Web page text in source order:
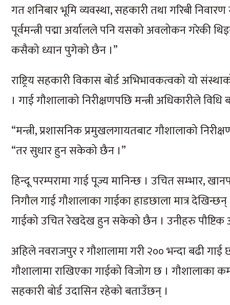
गत शनिबार भूमि व्यवस्था, सहकारी तथा गरिबी
पूर्वमन्त्री पद्मा अर्यालले पनि यसको अवलोकन गरेकी
कसैको ध्यान पुगेको छैन ।”
राष्ट्रिय सहकारी विकास बोर्ड अभिभावकत्वको यो
। गाई गौशालाको निरीक्षणपछि मन्त्री अधिकारीले
“मन्त्री, प्रशासनिक प्रमुखलगायतबाट गौशालाको
“तर सुधार हुन सकेको छैन ।”
हिन्दू परम्परामा गाई पूज्य मानिन्छ । उचित सम्भार,
निगौल गाई गौशालाका गाईका हाडछाला मात्र
गाईको उचित रेखदेख हुन सकेको छैन । उनीहरु पौष्टिक
अहिले नवराजपुर र गौशालामा गरी २०० भन्दा बढी
गौशालामा राखिएका गाईको विजोग छ । गौशालाका
सहकारी बोर्ड उदासिन रहेको बताउँछन् ।